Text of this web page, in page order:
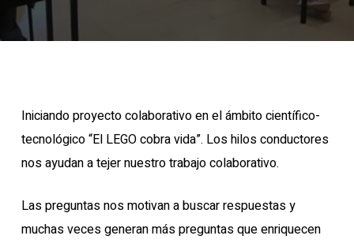
Iniciando proyecto colaborativo en el ámbito científico-
tecnológico “El LEGO cobra vida”. Los hilos conductores
nos ayudan a tejer nuestro trabajo colaborativo.
Las preguntas nos motivan a buscar respuestas y
muchas veces generan más preguntas que enriquecen